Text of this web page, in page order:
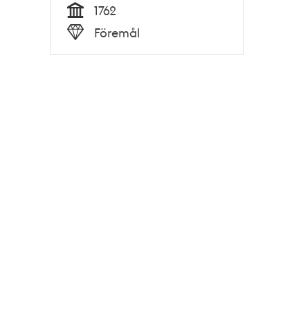
Tid
1762
Typ
Föremål